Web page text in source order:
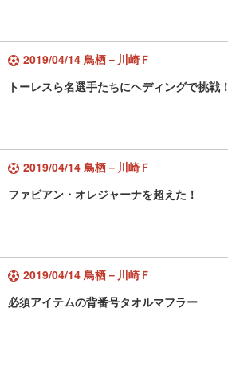
2019/04/14 鳥栖－川崎Ｆ
トーレスら名選手たちにヘディングで挑戦！
2019/04/14 鳥栖－川崎Ｆ
ファビアン・オレジャーナを超えた！
2019/04/14 鳥栖－川崎Ｆ
必須アイテムの背番号タオルマフラー